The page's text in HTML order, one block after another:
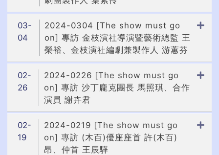
03-
04
2024-0304 [The show must go
on] 專訪 金枝演社導演暨藝術總監 王
榮裕、金枝演社編劇兼製作人 游蕙芬
02-
26
2024-0226 [The show must go
on] 專訪 沙丁龐克團長 馬照琪、合作
演員 謝卉君
02-
19
2024-0219 [The show must go
on] 專訪 (木百)優座座首 許(木百)
昂、仲首 王辰驊